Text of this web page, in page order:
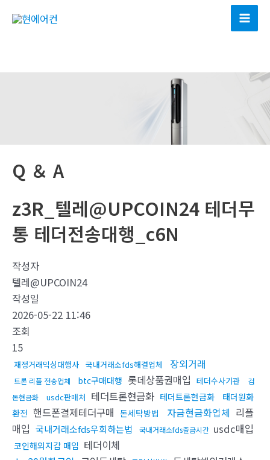
건
Main
Q ＆ A
z3R_텔레@UPCOIN24 테더무
통 테더전송대행_c6N
작성자
텔레@UPCOIN24
작성일
2026-05-22 11:46
조회
15
재정거래믹싱대행사 국내거래소fds해결업체 장외거래
트론 리플 전송업체 btc구매대행 롯데상품권매입 테더수사기관
검
돈현금화
usdc판매처 테더트론현금화 테더트론현금화
태더원화
환전 핸드폰결제테더구매 돈세탁방법 자금현금화업체 리플
매입 국내거래소fds우회하는법 국내거래소fds출금시간 usdc매입
코인해외지갑 매입 테더이체